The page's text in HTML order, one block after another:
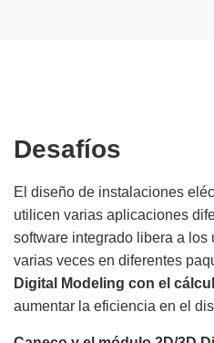
Desafíos
El diseño de instalaciones
utilicen varias aplicaciones
software integrado libera a
varias veces en diferentes
Digital Modeling con el
aumentar la eficiencia en el